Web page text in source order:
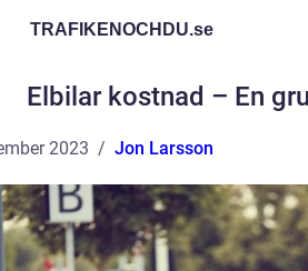
TRAFIKENOCHDU.se
Elbilar kostnad – En
2023 Jon Larsson